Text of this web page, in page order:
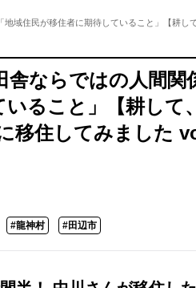
地域住民が移住者に期待していること」【耕
舎ならではの人間関
ること」【耕して
住してみました
#龍神村 #田辺市